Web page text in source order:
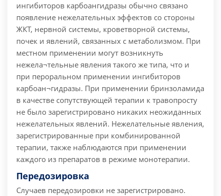
ингибиторов карбоангидразы обычно связано
появление нежелательных эффектов со стороны
ЖКТ, нервной системы, кроветворной системы,
почек и явлений, связанных с метаболизмом. При
местном применении могут возникнуть
нежела¬тельные явления такого же типа, что и
при пероральном применении ингибиторов
карбоан¬гидразы. При применении бринзоламида
в качестве сопутствующей терапии к травопросту
не было зарегистрировано никаких неожиданных
нежелательных явлений. Нежелательные явления,
зарегистрированные при комбинированной
терапии, также наблюдаются при применении
каждого из препаратов в режиме монотерапии.
Передозировка
Случаев передозировки не зарегистрировано.